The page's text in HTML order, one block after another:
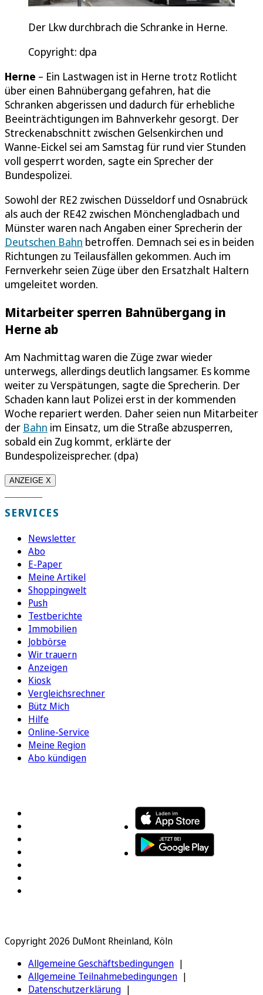
Der Lkw durchbrach die Schranke in Herne.
Copyright: dpa
Herne – Ein Lastwagen ist in Herne trotz Rotlicht
über einen Bahnübergang gefahren, hat die
Schranken abgerissen und dadurch für erhebliche
Beeinträchtigungen im Bahnverkehr gesorgt. Der
Streckenabschnitt zwischen Gelsenkirchen und
Wanne-Eickel sei am Samstag für rund vier Stunden
voll gesperrt worden, sagte ein Sprecher der
Bundespolizei.
Sowohl der RE2 zwischen Düsseldorf und Osnabrück
als auch der RE42 zwischen Mönchengladbach und
Münster waren nach Angaben einer Sprecherin der
Deutschen Bahn betroffen. Demnach sei es in beiden
Richtungen zu Teilausfällen gekommen. Auch im
Fernverkehr seien Züge über den Ersatzhalt Haltern
umgeleitet worden.
Mitarbeiter sperren Bahnübergang in
Herne ab
Am Nachmittag waren die Züge zwar wieder
unterwegs, allerdings deutlich langsamer. Es komme
weiter zu Verspätungen, sagte die Sprecherin. Der
Schaden kann laut Polizei erst in der kommenden
Woche repariert werden. Daher seien nun Mitarbeiter
der Bahn im Einsatz, um die Straße abzusperren,
sobald ein Zug kommt, erklärte der
Bundespolizeisprecher. (dpa)
ANZEIGE X
SERVICES
Newsletter
Abo
E-Paper
Meine Artikel
Shoppingwelt
Push
Testberichte
Immobilien
Jobbörse
Wir trauern
Anzeigen
Kiosk
Vergleichsrechner
Bütz Mich
Hilfe
Online-Service
Meine Region
Abo kündigen
Copyright 2026 DuMont Rheinland, Köln
Allgemeine Geschäftsbedingungen
Allgemeine Teilnahmebedingungen
Datenschutzerklärung